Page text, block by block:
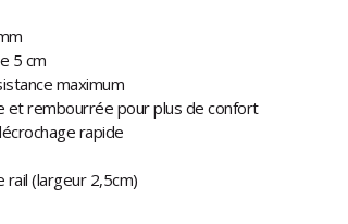
5 cm
maximum
et rembourrée pour plus de confort
rapide
rail (largeur 2,5cm)